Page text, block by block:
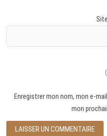
Enregistrer mon nom, mon e-
mon